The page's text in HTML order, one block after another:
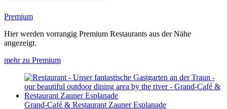
Premium
Hier werden vorrangig Premium Restaurants aus der Nähe
angezeigt.
mehr zu Premium
Grand-Café & Restaurant Zauner Esplanade